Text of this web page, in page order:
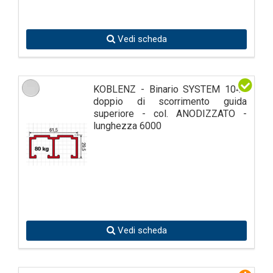
Vedi scheda
KOBLENZ - Binario SYSTEM 1040
doppio di scorrimento guida
superiore - col. ANODIZZATO -
lunghezza 6000
Vedi scheda